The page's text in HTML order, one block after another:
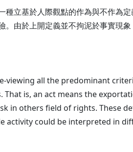
立基於人際觀點的作為與不作為
由於上開定義並不拘泥於事實現
viewing all the predominant
is, an act means the
in others field of rights. These
activity could be interpreted in